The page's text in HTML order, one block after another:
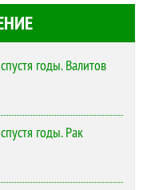
годы. Валитов
годы. Рак